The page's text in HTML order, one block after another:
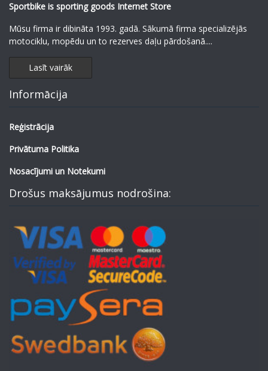
Sportbike is sporting goods Internet Store
Mūsu firma ir dibināta 1993. gadā. Sākumā firma specializējās
motociklu, mopēdu un to rezerves daļu pārdošanā....
Lasīt vairāk
Informācija
Reģistrācija
Privātuma Politika
Nosacījumi un Notekumi
Drošus maksājumus nodrošina: